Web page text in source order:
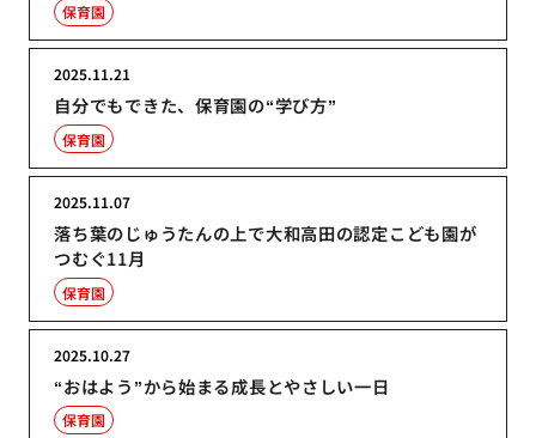
保育園
自分でもできた、保育園の“学び方”
2025.11.21
保育園
落ち葉のじゅうたんの上で大和高田の認定こども園が
つむぐ11月
2025.11.07
保育園
“おはよう”から始まる成長とやさしい一日
2025.10.27
保育園